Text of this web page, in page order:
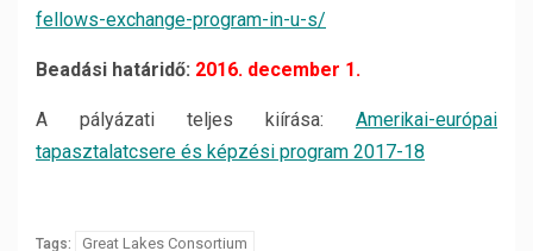
fellows-exchange-program-in-u-s/
Beadási határidő: 2016. december 1.
A pályázati teljes kiírása: Amerikai-európai
tapasztalatcsere és képzési program 2017-18
Tags: Great Lakes Consortium